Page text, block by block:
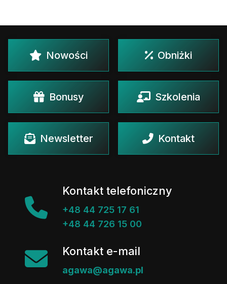
Nowości Obniżki
Bonusy Szkolenia
Newsletter Kontakt
Kontakt telefoniczny
+48 44 725 17 61
+48 44 726 15 00
Kontakt e-mail
agawa@agawa.pl